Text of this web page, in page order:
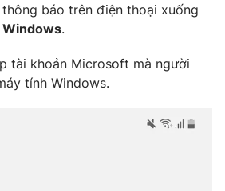
Bất động sản
Tấm lòng Việt
Vươn mình bằng AI
báo trên điện thoại xuống
Windows.
tài khoản Microsoft mà người
tính Windows.